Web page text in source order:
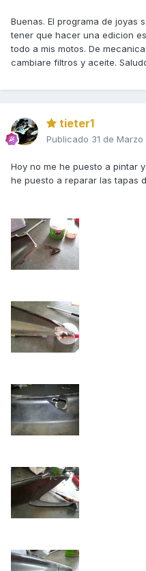
Buenas. El programa de joyas
tener que hacer una edicion
todo a mis motos. De
cambiare filtros y aceite.
tieter1
Publicado 31 de Marzo
Hoy no me he puesto a pintar
he puesto a reparar las tapas